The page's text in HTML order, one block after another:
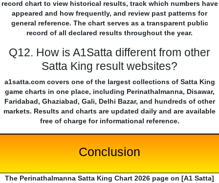
record chart to view historical results, track which numbers have
appeared and how frequently, and review past patterns for
general reference. The chart serves as a transparent public
record of all declared results throughout the year.
Q12. How is A1Satta different from other
Satta King result websites?
a1satta.com covers one of the largest collections of Satta King
game charts in one place, including Perinathalmanna, Disawar,
Faridabad, Ghaziabad, Gali, Delhi Bazar, and hundreds of other
markets. Results and charts are updated daily and are available
free of charge for informational reference.
Conclusion
The Perinathalmanna Satta King Chart 2026 page on [A1 Satta]